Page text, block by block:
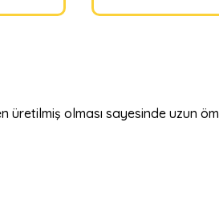
olması sayesinde uzun